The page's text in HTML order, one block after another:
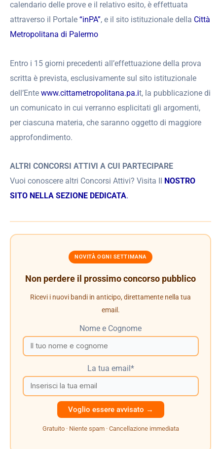
calendario delle prove e il relativo esito, è effettuata
attraverso il Portale “inPA”, e il sito istituzionale della Città
Metropolitana di Palermo
Entro i 15 giorni precedenti all’effettuazione della prova
scritta è prevista, esclusivamente sul sito istituzionale
dell’Ente www.cittametropolitana.pa.it, la pubblicazione di
un comunicato in cui verranno esplicitati gli argomenti,
per ciascuna materia, che saranno oggetto di maggiore
approfondimento.
ALTRI CONCORSI ATTIVI A CUI PARTECIPARE
Vuoi conoscere altri Concorsi Attivi? Visita Il
NOSTRO
SITO NELLA SEZIONE DEDICATA.
NOVITÀ OGNI SETTIMANA
Non perdere il prossimo concorso pubblico
Ricevi i nuovi bandi in anticipo, direttamente nella tua
email.
Nome e Cognome
La tua email*
Gratuito · Niente spam · Cancellazione immediata